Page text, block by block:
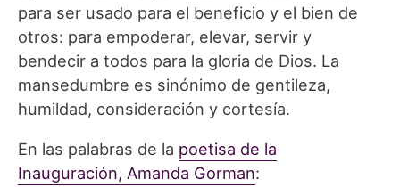
para ser usado para el beneficio y el bien de
otros: para empoderar, elevar, servir y
bendecir a todos para la gloria de Dios. La
mansedumbre es sinónimo de gentileza,
humildad, consideración y cortesía.
En las palabras de la poetisa de la
Inauguración, Amanda Gorman: